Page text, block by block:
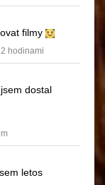
filmy
2 hodinami
dostal
letos